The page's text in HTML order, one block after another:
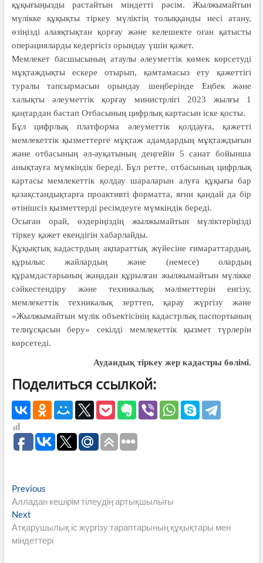
құқығыңызды рас­тайтын міндетті рәсім. Жылжымайтын
мүлікке құқықты тіркеу мүліктің толық­қанды иесі атану,
өзіңізді алаяқтықтан қорғау және келешекте оған қатысты
операцияларды кедергісіз орындау үшін қажет.
Мемлекет басшысының атаулы әлеуметтік көмек көрсетуді
мұқтаж­дықты ескере отырып, қамтамасыз ету қажеттігі
туралы тапсырмасын орындау шеңберінде Еңбек және
халықты әлеуметтік қорғау министрлігі 2023 жылғы 1
қаңтардан бастап Отбасының цифрлық картасын іске қосты.
Бұл цифрлық платформа әлеуметтік қолдауға, қажетті
мемлекеттік қыз­мет­терге мұқтаж адамдардың мұқ­таждығын
және отбасының әл-ауқатының деңгейін 5 санат бойынша
анық­тауға мүмкіндік береді. Бұл ретте, отбасының цифрлық
картасы мемлекеттік қолдау шараларын алуға құқығы бар
қазақстандықтарға проактивті форматта, яғни қандай да бір
өтінішсіз қызметтерді ресімдеуге мүмкіндік береді.
Осыған орай, өздеріңіздің жыл­жымайтын мүліктеріңізді
тіркеу қажет екендігін хабарлайды.
Құқықтық кадастрдың ақпарат­тық жүйесіне ғимараттардың,
құрылыс жай­лардың және (немесе) олардың
құрамдастарының жаңадан құрылған жылжымайтын мүлікке
сәйкестендіру және техникалық мәліметтерін енгізу,
мемлекеттік техникалық зерттеп, қарау жүргізу және
«Жылжымайтын мүлік объектісінің кадастрлық паспортының
телнұсқасын беру» секілді мемлекеттік қызмет түрлерін
көрсетеді.
Аудандық тіркеу жеркадастры бөлімі.
Поделиться ссылкой:
Навигация
по
записям
PreviousPrevious
post:
Алладан кешірім тілеудің артықшылығы
NextNext
post:
Атқарушылық іс жүргізу тараптарының құқықтары мен
міндеттері